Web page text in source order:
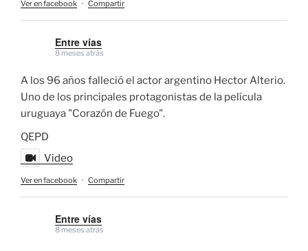
Ver en facebook · Compartir
Entre vías
8 meses atrás
A los 96 años falleció el actor argentino Hector Alterio.
Uno de los principales protagonistas de la película
uruguaya "Corazón de Fuego".
QEPD
Video
Ver en facebook · Compartir
Entre vías
8 meses atrás